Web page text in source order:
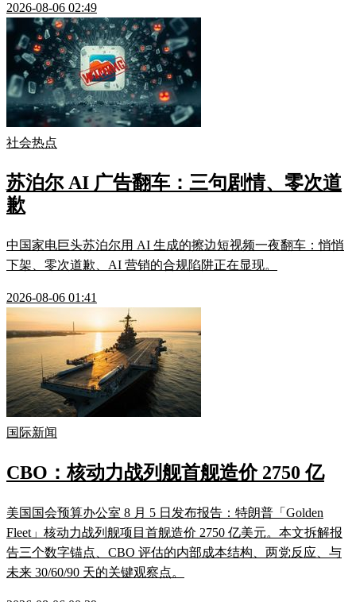
2026-08-06 02:49
社会热点
苏泊尔 AI 广告翻车：三句剧情、零次道
歉
中国家电巨头苏泊尔用 AI 生成的擦边短视频一夜翻车：悄悄
下架、零次道歉、AI 营销的合规陷阱正在显现。
2026-08-06 01:41
国际新闻
CBO：核动力战列舰首舰造价 2750 亿
美国国会预算办公室 8 月 5 日发布报告：特朗普「Golden
Fleet」核动力战列舰项目首舰造价 2750 亿美元。本文拆解报
告三个数字锚点、CBO 评估的内部成本结构、两党反应、与
未来 30/60/90 天的关键观察点。